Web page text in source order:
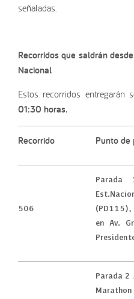
señaladas.
Recorridos que saldrán
Nacional
Estos recorridos entregarán
01:30 horas.
Recorrido Punto de
506
en Av.
Parada 2
Marathon